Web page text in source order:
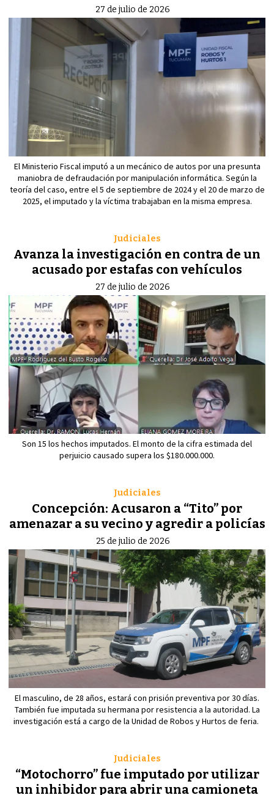
27 de julio de 2026
El Ministerio Fiscal imputó a un mecánico de autos por una presunta
maniobra de defraudación por manipulación informática. Según la
teoría del caso, entre el 5 de septiembre de 2024 y el 20 de marzo de
2025, el imputado y la víctima trabajaban en la misma empresa.
Avanza la investigación en contra de un
acusado por estafas con vehículos
Judiciales
27 de julio de 2026
Son 15 los hechos imputados. El monto de la cifra estimada del
perjuicio causado supera los $180.000.000.
Concepción: Acusaron a “Tito” por
amenazar a su vecino y agredir a policías
Judiciales
25 de julio de 2026
El masculino, de 28 años, estará con prisión preventiva por 30 días.
También fue imputada su hermana por resistencia a la autoridad. La
investigación está a cargo de la Unidad de Robos y Hurtos de feria.
“Motochorro” fue imputado por utilizar
un inhibidor para abrir una camioneta
Judiciales